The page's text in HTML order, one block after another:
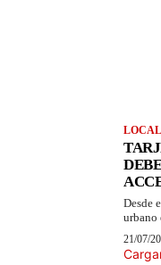
Desde
urbano
21/07/